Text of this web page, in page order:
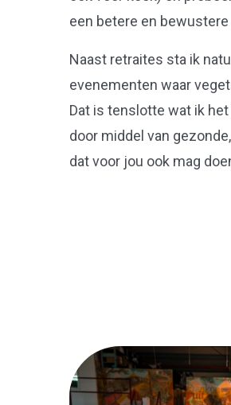
een betere en
Naast retraites sta ik
evenementen waar
Dat is tenslotte wat ik
door middel van
dat voor jou ook mag